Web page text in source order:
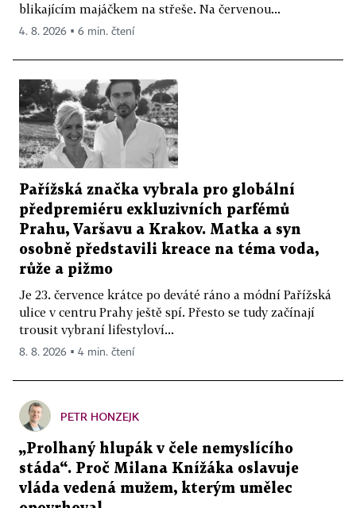
blikajícím majáčkem na střeše. Na červenou...
4. 8. 2026 ▪ 6 min. čtení
Pařížská značka vybrala pro globální
předpremiéru exkluzivních parfémů
Prahu, Varšavu a Krakov. Matka a syn
osobně představili kreace na téma voda,
růže a pižmo
Je 23. července krátce po deváté ráno a módní Pařížská
ulice v centru Prahy ještě spí. Přesto se tudy začínají
trousit vybraní lifestyloví...
8. 8. 2026 ▪ 4 min. čtení
PETR HONZEJK
„Prolhaný hlupák v čele nemyslícího
stáda“. Proč Milana Knížáka oslavuje
vláda vedená mužem, kterým umělec